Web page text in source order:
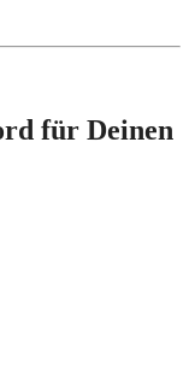
für Deinen